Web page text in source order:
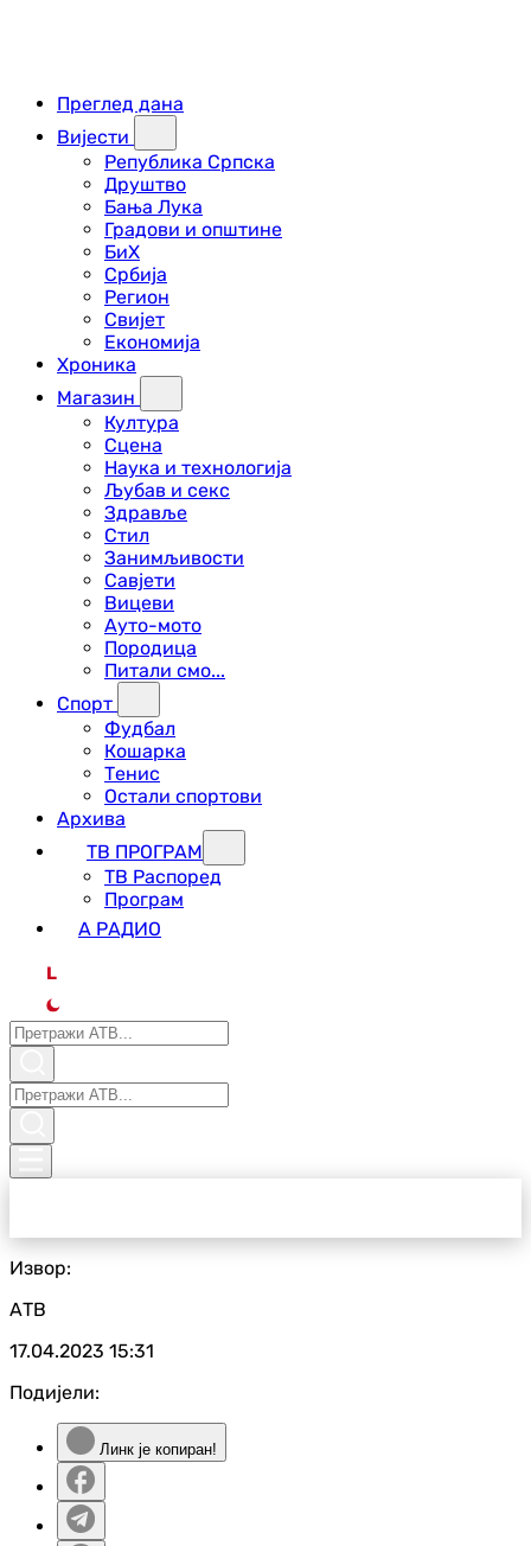
Преглед дана
Вијести
Република Српска
Друштво
Бања Лука
Градови и општине
БиХ
Србија
Регион
Свијет
Економија
Хроника
Магазин
Култура
Сцена
Наука и технологија
Љубав и секс
Здравље
Стил
Занимљивости
Савјети
Вицеви
Ауто-мото
Породица
Питали смо...
Спорт
Фудбал
Кошарка
Тенис
Остали спортови
Архива
ТВ ПРОГРАМ
ТВ Распоред
Програм
А РАДИО
L
Извор:
АТВ
17.04.2023 15:31
Подијели:
Линк је копиран!